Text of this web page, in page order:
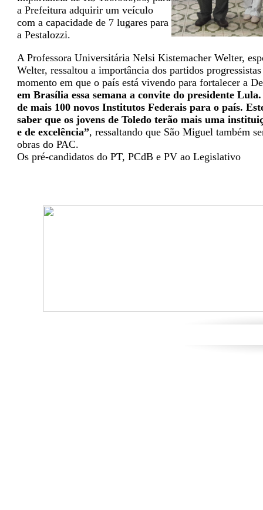
a Prefeitura adquirir um veículo
com a capacidade de 7 lugares para
a Pestalozzi.
A Professora Universitária Nelsi Kistemacher Welter,
Welter, ressaltou a importância dos partidos
momento em que o país está vivendo para fortalecer a
em Brasília essa semana a convite do presidente
de mais 100 novos Institutos Federais para o país.
saber que os jovens de Toledo terão mais uma
e de excelência”, ressaltando que São Miguel também
obras do PAC.
Os pré-candidatos do PT, PCdB e PV ao Legislativo